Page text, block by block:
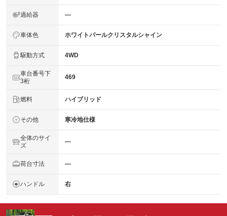
過給器 ―
車体色 ホワイトパールクリスタルシャイン
駆動方式 4WD
車台番号下
3桁
469
燃料 ハイブリッド
その他 寒冷地仕様
全体のサイ
ズ
―
荷台寸法 ―
ハンドル 右